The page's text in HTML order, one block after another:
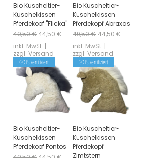
Bio Kuscheltier-
Kuschelkissen
Pferdekopf "Flicka"
Standardpreis
49,50 € Sale-Preis
44,50 €
inkl. MwSt. |
zzgl. Versand
Bio Kuscheltier-
Kuschelkissen
Pferdekopf Abraxas
Standardpreis
49,50 € Sale-Preis
44,50 €
inkl. MwSt. |
zzgl. Versand
GOTS zertifiziert
Bio Kuscheltier-
Kuschelkissen
Pferdekopf Pontos
GOTS zertifiziert
Bio Kuscheltier-
Kuschelkissen
Pferdekopf
Zimtstern